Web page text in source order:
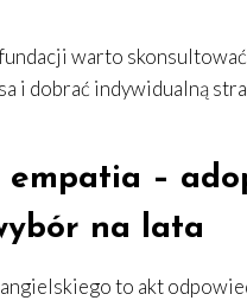
warto
i dobrać indywidualną
empatia –
na lata
to akt